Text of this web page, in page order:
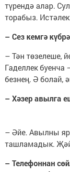
түрендә алар.
торабыз.
– Сез кемгә
– Тән төзелеше,
Гаделлек буенча
безнең. Ә болай,
– Хәзер авылга
– Әйе. Авылны
ташламадык.
– Телефоннан